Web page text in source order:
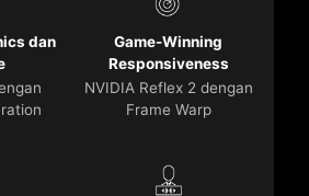
dan
Game-Winning
Responsiveness
NVIDIA Reflex 2 dengan
Frame Warp